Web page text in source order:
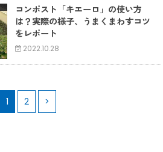
コンポスト「キエーロ」の使い方
は？実際の様子、うまくまわすコツ
をレポート
2022.10.28
1 2 >